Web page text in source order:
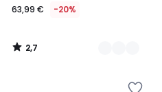
63,99 € -20%
2,7
/